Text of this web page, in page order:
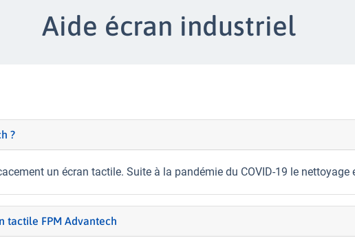
Aide écran industriel
?
un écran tactile. Suite à la pandémie du COVID-19 le
tactile FPM Advantech